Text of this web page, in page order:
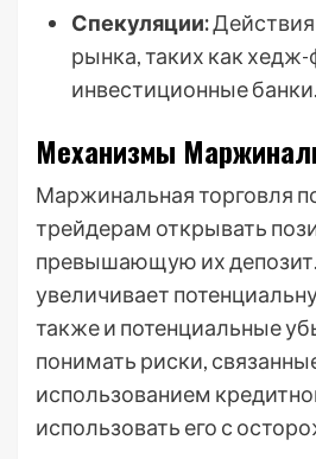
Спекуляции:
рынка, таких как
инвестиционные банки.
Механизмы
Маржинальная торговля
трейдерам открывать
превышающую их
увеличивает
также и потенциальные
понимать риски,
использованием
использовать его с